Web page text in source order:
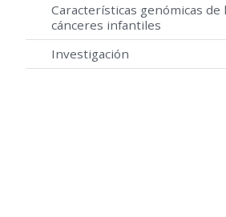
Características genómicas de
cánceres infantiles
Investigación